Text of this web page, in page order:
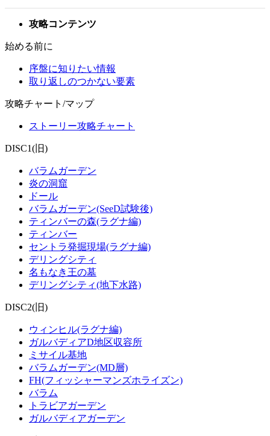
攻略コンテンツ
始める前に
序盤に知りたい情報
取り返しのつかない要素
攻略チャート/マップ
ストーリー攻略チャート
DISC1(旧)
バラムガーデン
炎の洞窟
ドール
バラムガーデン(SeeD試験後)
ティンバーの森(ラグナ編)
ティンバー
セントラ発掘現場(ラグナ編)
デリングシティ
名もなき王の墓
デリングシティ(地下水路)
DISC2(旧)
ウィンヒル(ラグナ編)
ガルバディアD地区収容所
ミサイル基地
バラムガーデン(MD層)
FH(フィッシャーマンズホライズン)
バラム
トラビアガーデン
ガルバディアガーデン